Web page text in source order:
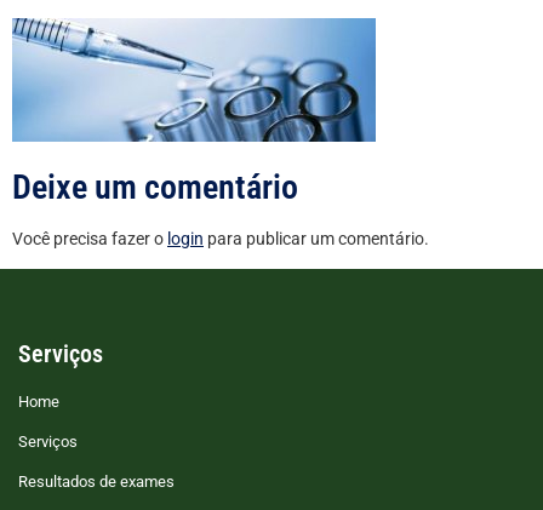
Deixe um comentário
Você precisa fazer o login para publicar um comentário.
Serviços
Home
Serviços
Resultados de exames